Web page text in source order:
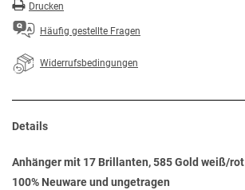
Drucken
Häufig gestellte Fragen
Widerrufsbedingungen
Details
Anhänger mit 17 Brillanten, 585 Gold weiß/rot
100% Neuware und ungetragen